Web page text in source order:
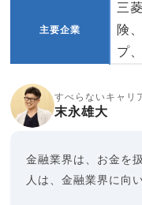
主要企業
三
険
プ
すべらないキャリ
末永雄大
金融業界は、お金を
人は、金融業界に向